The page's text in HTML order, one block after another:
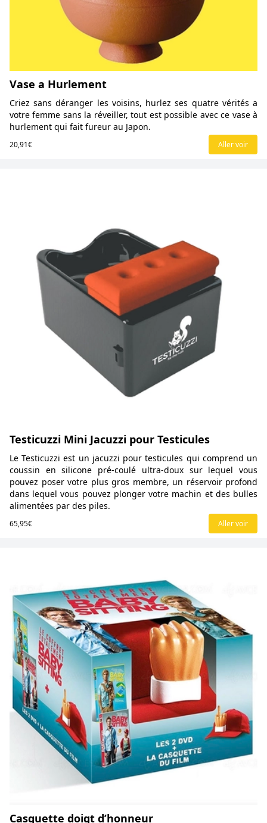
Vase a Hurlement
Criez sans déranger les voisins, hurlez ses quatre vérités a
votre femme sans la réveiller, tout est possible avec ce vase à
hurlement qui fait fureur au Japon.
20,91€ Aller voir
Testicuzzi Mini Jacuzzi pour Testicules
Le Testicuzzi est un jacuzzi pour testicules qui comprend un
coussin en silicone pré-coulé ultra-doux sur lequel vous
pouvez poser votre plus gros membre, un réservoir profond
dans lequel vous pouvez plonger votre machin et des bulles
alimentées par des piles.
65,95€ Aller voir
Casquette doigt d’honneur